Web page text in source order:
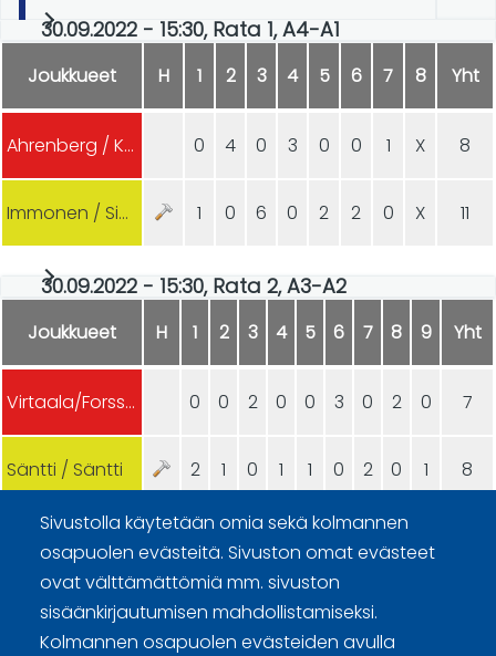
välilehdet
30.09.2022 - 15:30, Rata 1, A4-A1
Joukkueet H 1 2 3 4 5 6 7 8 Yht
Ahrenberg / Kejonen (Turku) 0 4 0 3 0 0 1 X 8
Immonen / Sipilä 1 0 6 0 2 2 0 X 11
30.09.2022 - 15:30, Rata 2, A3-A2
Joukkueet H 1 2 3 4 5 6 7 8 9 Yht
Virtaala/Forsström 0 0 2 0 0 3 0 2 0 7
Säntti / Säntti 2 1 0 1 1 0 2 0 1 8
Sivustolla käytetään omia sekä kolmannen
osapuolen evästeitä. Sivuston omat evästeet
ovat välttämättömiä mm. sivuston
sisäänkirjautumisen mahdollistamiseksi.
Kolmannen osapuolen evästeiden avulla